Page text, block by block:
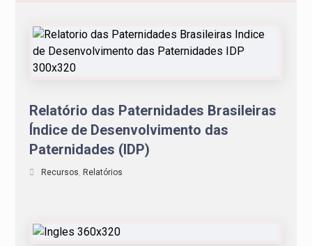
Relatório das Paternidades Brasileiras
Índice de Desenvolvimento das
Paternidades (IDP)
Recursos, Relatórios